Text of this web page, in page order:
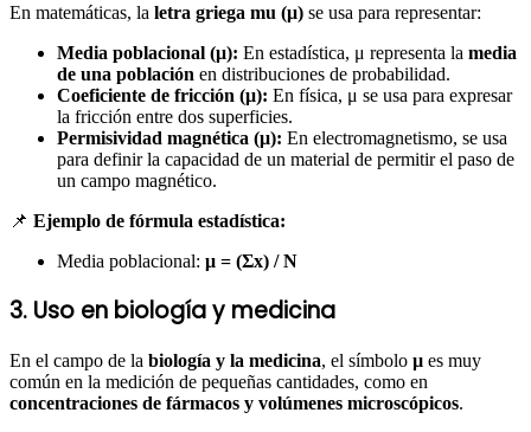
En matemáticas, la letra griega mu (μ) se usa para representar:
Media poblacional (μ): En estadística, μ representa la media
de una población en distribuciones de probabilidad.
Coeficiente de fricción (μ): En física, μ se usa para expresar
la fricción entre dos superficies.
Permisividad magnética (μ): En electromagnetismo, se usa
para definir la capacidad de un material de permitir el paso de
un campo magnético.
📌 Ejemplo de fórmula estadística:
Media poblacional: μ = (Σx) / N
3. Uso en biología y medicina
En el campo de la biología y la medicina, el símbolo µ es muy
común en la medición de pequeñas cantidades, como en
concentraciones de fármacos y volúmenes microscópicos.